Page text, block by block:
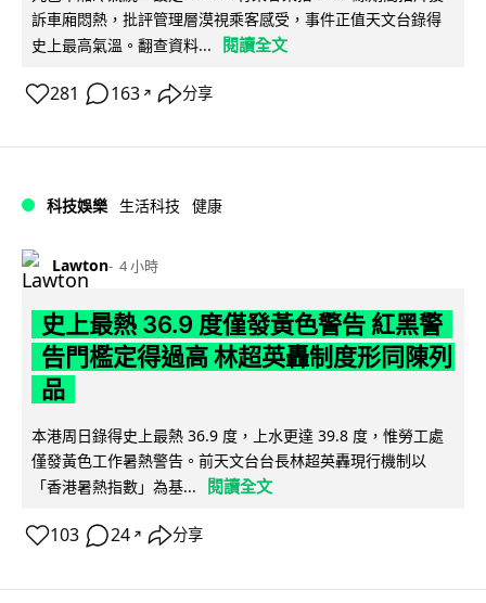
訴車廂悶熱，批評管理層漠視乘客感受，事件正值天文台錄得
史上最高氣溫。翻查資料...
閱讀全文
281 163 ↗ 分享
科技娛樂 生活科技 健康
Lawton 4 小時
史上最熱 36.9 度僅發黃色警告 紅黑警
告門檻定得過高 林超英轟制度形同陳列
品
本港周日錄得史上最熱 36.9 度，上水更達 39.8 度，惟勞工處
僅發黃色工作暑熱警告。前天文台台長林超英轟現行機制以
「香港暑熱指數」為基...
閱讀全文
103 24 ↗ 分享